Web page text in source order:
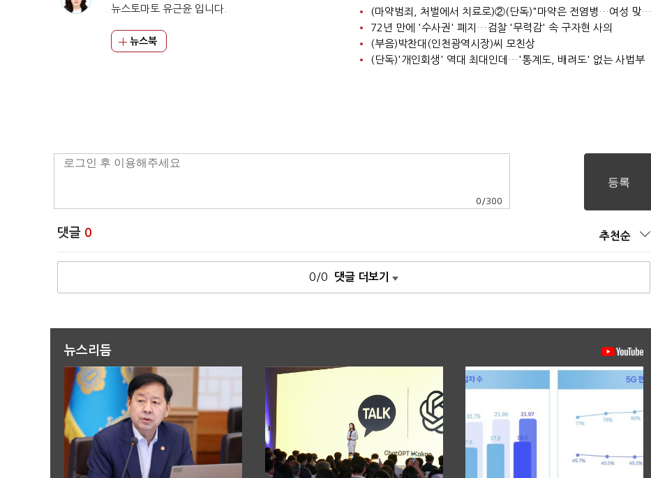
뉴스토마토 유근윤 입니다.
뉴스북
(마약범죄, 처벌에서 치료로)②(단독)"마약은 전염병…여성 맞춤형 재활과정 개발 중"
72년 만에 '수사권' 폐지…검찰 '무력감' 속 구자현 사의
(부음)박찬대(인천광역시장)씨 모친상
(단독)'개인회생' 역대 최대인데…'통계도, 배려도' 없는 사법부
0 /300
댓글 0 추천순
0/0 댓글 더보기
뉴스리듬